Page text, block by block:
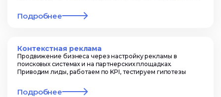
Подробнее
Контекстная реклама
Продвижение бизнеса через настройку рекламы в
поисковых системах и на партнерских площадках.
Приводим лиды, работаем по KPI, тестируем гипотезы
Подробнее